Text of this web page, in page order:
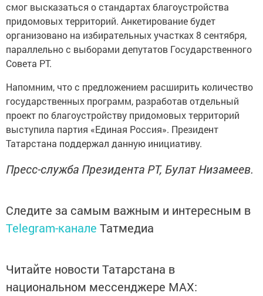
смог высказаться о стандартах благоустройства
придомовых территорий. Анкетирование будет
организовано на избирательных участках 8 сентября,
параллельно с выборами депутатов Государственного
Совета РТ.
Напомним, что с предложением расширить количество
государственных программ, разработав отдельный
проект по благоустройству придомовых территорий
выступила партия «Единая Россия». Президент
Татарстана поддержал данную инициативу.
Пресс-служба Президента РТ, Булат Низамеев.
Следите за самым важным и интересным в
Telegram-канале Татмедиа
Читайте новости Татарстана в
национальном мессенджере MАХ: